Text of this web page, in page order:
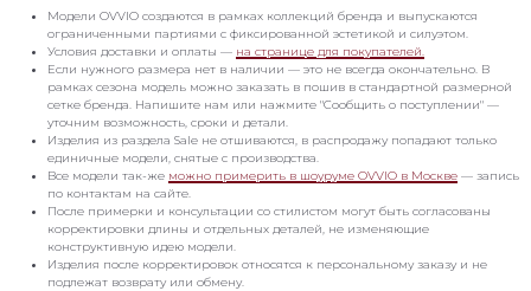
Модели OVVIO создаются в рамках коллекций бренда и выпускаются
ограниченными партиями с фиксированной эстетикой и силуэтом.
Условия доставки и оплаты — на странице для покупателей.
Если нужного размера нет в наличии — это не всегда окончательно. В
рамках сезона модель можно заказать в пошив в стандартной размерной
сетке бренда. Напишите нам или нажмите "Сообщить о поступлении" —
уточним возможность, сроки и детали.
Изделия из раздела Sale не отшиваются, в распродажу попадают только
единичные модели, снятые с производства.
Все модели так-же можно примерить в шоуруме OVVIO в Москве — запись
по контактам на сайте.
После примерки и консультации со стилистом могут быть согласованы
корректировки длины и отдельных деталей, не изменяющие
конструктивную идею модели.
Изделия после корректировок относятся к персональному заказу и не
подлежат возврату или обмену.